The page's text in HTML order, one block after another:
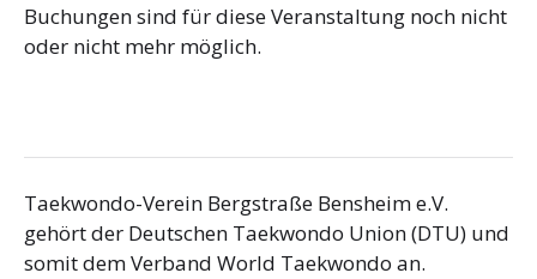
Buchungen sind für diese Veranstaltung noch nicht
oder nicht mehr möglich.
Taekwondo-Verein Bergstraße Bensheim e.V.
gehört der Deutschen Taekwondo Union (DTU) und
somit dem Verband World Taekwondo an.